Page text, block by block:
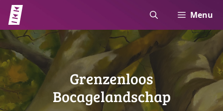
naar
de
inhoud
Menu
Grenzenloos
Bocagelandschap